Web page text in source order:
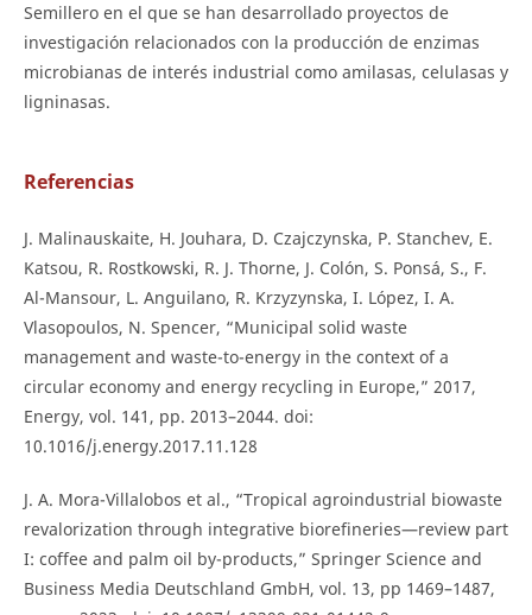
Semillero en el que se han desarrollado proyectos de
investigación relacionados con la producción de enzimas
microbianas de interés industrial como amilasas, celulasas y
ligninasas.
Referencias
J. Malinauskaite, H. Jouhara, D. Czajczynska, P. Stanchev, E.
Katsou, R. Rostkowski, R. J. Thorne, J. Colón, S. Ponsá, S., F.
Al-Mansour, L. Anguilano, R. Krzyzynska, I. López, I. A.
Vlasopoulos, N. Spencer, “Municipal solid waste
management and waste-to-energy in the context of a
circular economy and energy recycling in Europe,” 2017,
Energy, vol. 141, pp. 2013–2044. doi:
10.1016/j.energy.2017.11.128
J. A. Mora-Villalobos et al., “Tropical agroindustrial biowaste
revalorization through integrative biorefineries—review part
I: coffee and palm oil by-products,” Springer Science and
Business Media Deutschland GmbH, vol. 13, pp 1469–1487,